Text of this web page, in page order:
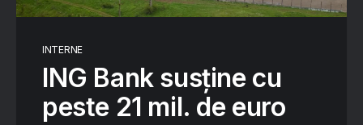
INTERNE
ING Bank susține cu
peste 21 mil. de euro